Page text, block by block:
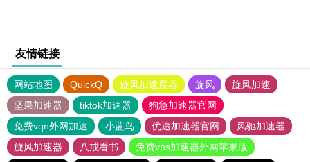
友情链接
网站地图 QuickQ 旋风加速度器 旋风
旋风加速
坚果加速器
tiktok加速器
狗急加速器官网
免费vqn外网加速
小蓝鸟 优途加速器官网
风驰加速器
旋风加速器
八戒看书 免费vps加速器外网苹果版